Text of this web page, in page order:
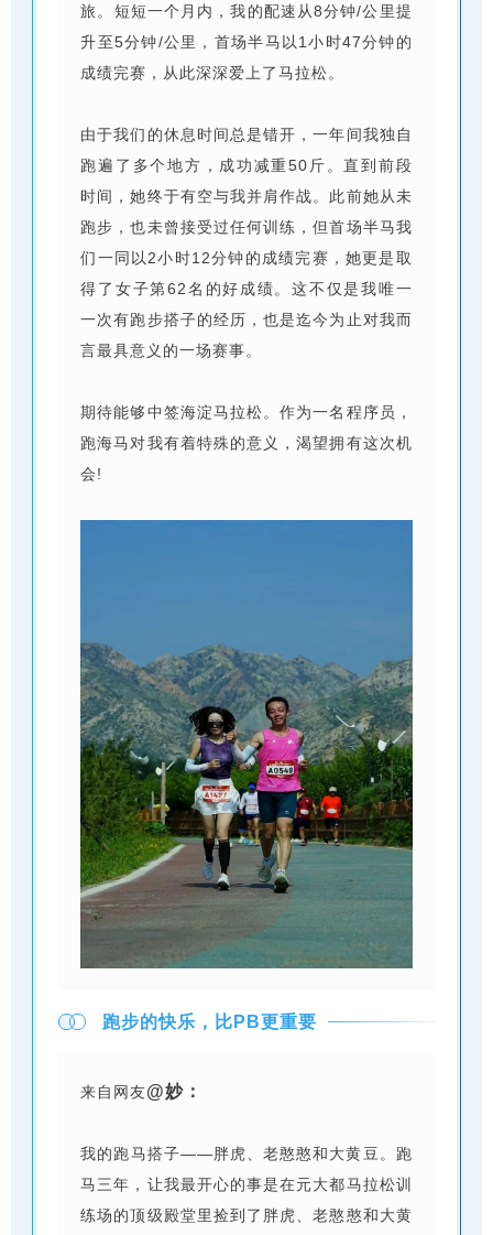
旅。短短一个月内，我的配速从8分钟/公里提
升至5分钟/公里，首场半马以1小时47分钟的
成绩完赛，从此深深爱上了马拉松。
由于我们的休息时间总是错开，一年间我独自
跑遍了多个地方，成功减重50斤。直到前段
时间，她终于有空与我并肩作战。此前她从未
跑步，也未曾接受过任何训练，但首场半马我
们一同以2小时12分钟的成绩完赛，她更是取
得了女子第62名的好成绩。这不仅是我唯一
一次有跑步搭子的经历，也是迄今为止对我而
言最具意义的一场赛事。
期待能够中签海淀马拉松。作为一名程序员，
跑海马对我有着特殊的意义，渴望拥有这次机
会!
跑步的快乐，比PB更重要
来自网友@妙：
我的跑马搭子——胖虎、老憨憨和大黄豆。跑
马三年，让我最开心的事是在元大都马拉松训
练场的顶级殿堂里捡到了胖虎、老憨憨和大黄